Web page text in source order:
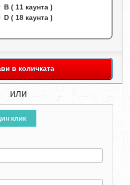
B ( 11 каунта )
D ( 18 каунта )
в количката
или
клик